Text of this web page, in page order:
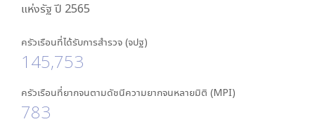
แห่งรัฐ ปี 2565
ครัวเรือนที่ได้รับการสำรวจ (จปฐ)
145,753
ครัวเรือนที่ยากจนตามดัชนีความยากจนหลายมิติ (MPI)
783